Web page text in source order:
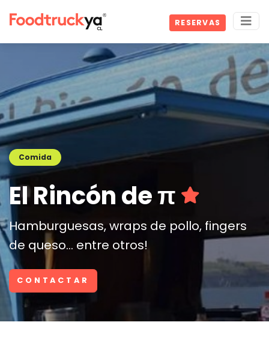
RESERVAS
Comida
El Rincón de π
Hamburguesas, wraps de pollo, fingers
de queso... entre otros!
CONTACTAR